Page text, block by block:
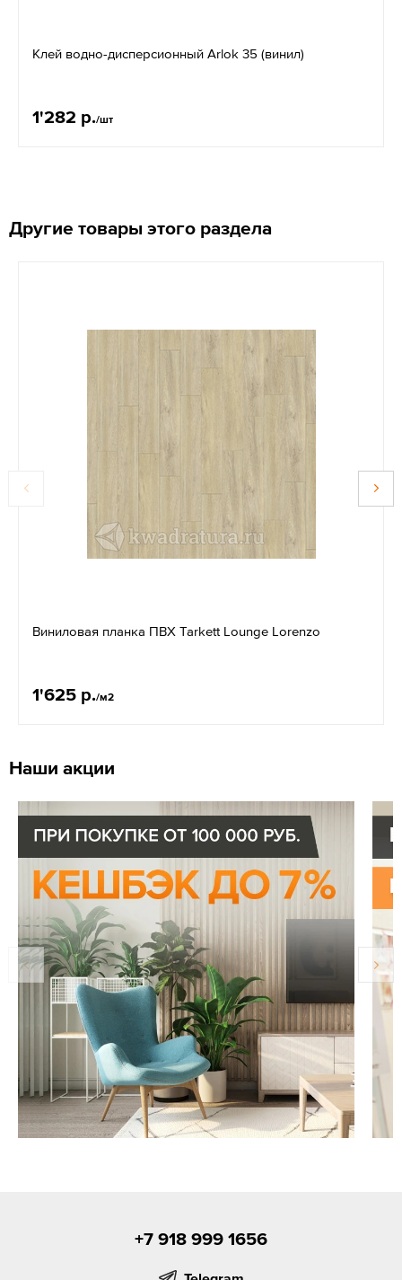
Клей водно-дисперсионный Arlok 35 (винил)
1'282 р./шт
Другие товары этого раздела
Виниловая планка ПВХ Tarkett Lounge Lorenzo
1'625 р./м2
Наши акции
+7 918 999 1656